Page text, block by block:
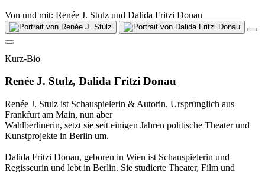
Von und mit: Renée J. Stulz und Dalida Fritzi Donau
Kurz-Bio
Renée J. Stulz, Dalida Fritzi Donau
Renée J. Stulz ist Schauspielerin & Autorin. Ursprünglich aus
Frankfurt am Main, nun aber
Wahlberlinerin, setzt sie seit einigen Jahren politische Theater und
Kunstprojekte in Berlin um.
Dalida Fritzi Donau, geboren in Wien ist Schauspielerin und
Regisseurin und lebt in Berlin. Sie studierte Theater, Film und